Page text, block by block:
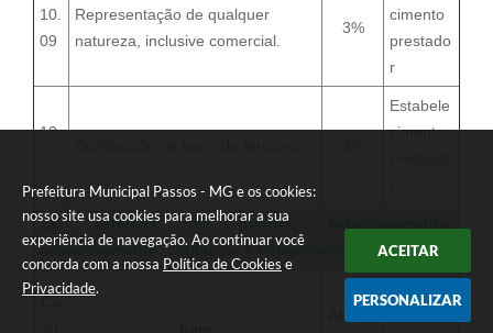
Prefeitura Municipal Passos - MG e os cookies:
nosso site usa cookies para melhorar a sua
experiência de navegação. Ao continuar você
concorda com a nossa Política de Cookies e
Privacidade.
ACEITAR
PERSONALIZAR
10.
09
Representação de qualquer
natureza, inclusive comercial.
3%
cimento
prestado
r
10.
Estabele
cimento
11. Serviços de guarda, estacionamento,
armazenamento, vigilância e congêneres